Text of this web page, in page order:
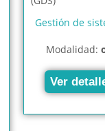
Gestión de
Modalidad:
Ver